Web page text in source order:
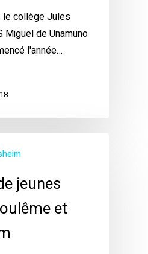
le collège Jules
Miguel de Unamuno
l'année…
jeunes
et